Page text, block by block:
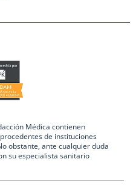
Médica contienen
de instituciones
obstante, ante cualquier duda
su especialista sanitario